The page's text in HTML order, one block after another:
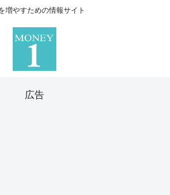
増やすための情報サイト
広告